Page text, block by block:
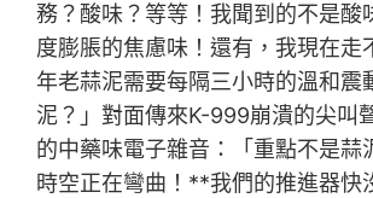
務？酸味？等等！我聞到的不是酸
度膨脹的焦慮味！還有，我現在走
年老蒜泥需要每隔三小時的溫和震
泥？」對面傳來K-999崩潰的尖叫
的中藥味電子雜音：「重點不是蒜
時空正在彎曲！**我們的推進器快